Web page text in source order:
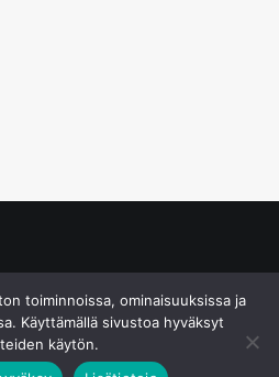
toiminnoissa, ominaisuuksissa ja
Käyttämällä sivustoa hyväksyt
käytön.